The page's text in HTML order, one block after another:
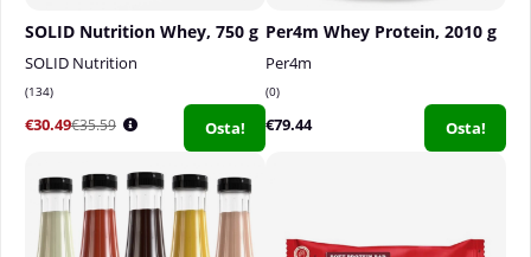
SOLID Nutrition Whey, 750 g
SOLID Nutrition
134
€30.49€35.59 Osta!
Per4m Whey Protein, 2010 g
Per4m
0
€79.44 Osta!